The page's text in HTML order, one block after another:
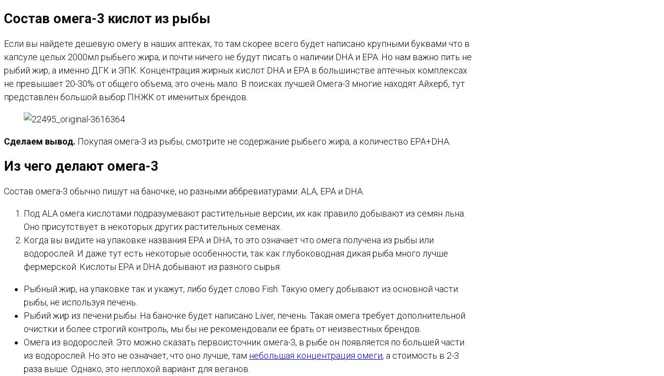
Состав омега-3 кислот из рыбы
Если вы найдете дешевую омегу в наших аптеках, то там скорее всего будет написано крупными буквами что в
капсуле целых 2000мл рыбьего жира, и почти ничего не будут писать о наличии DHA и EPA. Но нам важно пить не
рыбий жир, а именно ДГК и ЭПК. Концентрация жирных кислот DHA и EPA в большинстве аптечных комплексах
не превышает 20-30% от общего объема, это очень мало. В поисках лучшей Омега-3 многие находят Айхерб, тут
представлен большой выбор ПНЖК от именитых брендов.
Сделаем вывод. Покупая омега-3 из рыбы, смотрите не содержание рыбьего жира, а количество EPA+DHA.
Из чего делают омега-3
Состав омега-3 обычно пишут на баночке, но разными аббревиатурами: ALA, EPA и DHA.
Под ALA омега кислотами подразумевают растительные версии, их как правило добывают из семян льна.
Оно присутствует в некоторых других растительных семенах.
Когда вы видите на упаковке названия EPA и DHA, то это означает что омега получена из рыбы или
водорослей. И даже тут есть некоторые особенности, так как глубоководная дикая рыба много лучше
фермерской. Кислоты EPA и DHA добывают из разного сырья:
Рыбный жир, на упаковке так и укажут, либо будет слово Fish. Такую омегу добывают из основной части
рыбы, не используя печень.
Рыбий жир из печени рыбы. На баночке будет написано Liver, печень. Такая омега требует дополнительной
очистки и более строгий контроль, мы бы не рекомендовали ее брать от неизвестных брендов.
Омега из водорослей. Это можно сказать первоисточник омега-3, в рыбе он появляется по большей части
из водорослей. Но это не означает, что оно лучше, там небольшая концентрация омеги, а стоимость в 2-3
раза выше. Однако, это неплохой вариант для веганов.